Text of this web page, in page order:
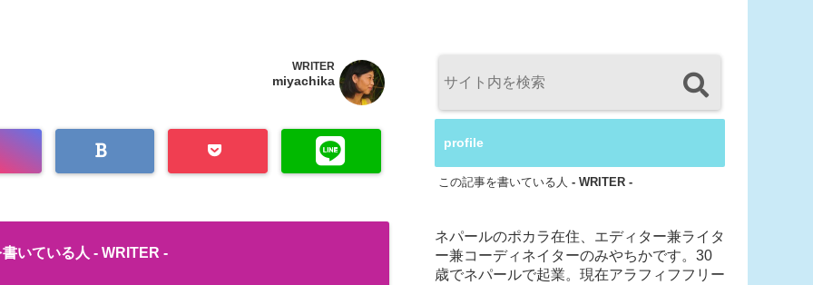
WRITER
miyachika
いている人 - WRITER -
profile
この記事を書いている人 - WRITER -
ネパールのポカラ在住、エディター兼ライタ
ー兼コーディネイターのみやちかです。30
歳でネパールで起業。現在アラフィフフリー